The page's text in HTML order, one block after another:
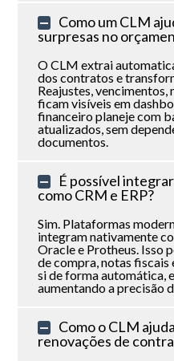
Como um CLM
surpresas no
O CLM extrai
dos contratos e
Reajustes,
ficam visíveis em
financeiro planeje com
atualizados, sem
documentos.
É possível
como CRM e ERP?
Sim. Plataformas
integram nativamente
Oracle e Protheus. Isso
de compra, notas
si de forma automática,
aumentando a precisão
Como o CLM
renovações de